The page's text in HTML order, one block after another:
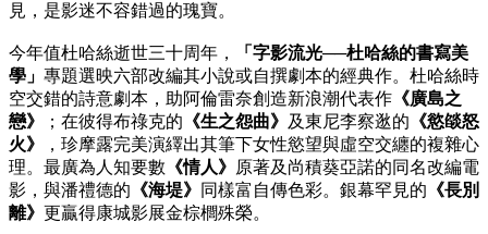
見，是影迷不容錯過的瑰寶。
今年值杜哈絲逝世三十周年，
「字影流光──杜哈絲的書寫美
學」 專題選映六部改編其小說或自撰劇本的經典作。杜哈絲時
空交錯的詩意劇本，助阿倫雷奈創造新浪潮代表作 《廣島之
戀》
；在彼得布祿克的 《生之怨曲》 及東尼李察逖的 《慾燄怒
火》
，珍摩露完美演繹出其筆下女性慾望與虛空交纏的複雜心
理。最廣為人知要數 《情人》 原著及尚積葵亞諾的同名改編電
影，與潘禮德的 《海堤》 同樣富自傳色彩。銀幕罕見的 《長別
離》 更贏得康城影展金棕櫚殊榮。